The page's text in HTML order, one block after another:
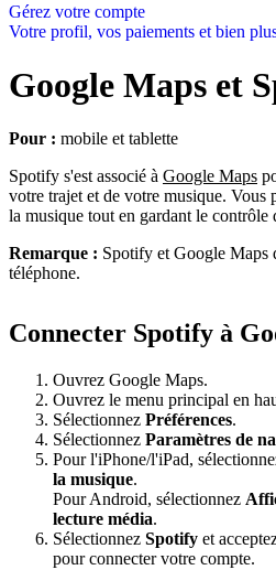
Gérez votre compte
Votre profil, vos paiements et bien
Google Maps et
Pour : mobile et tablette
Spotify s'est associé à Google Maps
votre trajet et de votre musique. Vous
la musique tout en gardant le contrôle
Remarque : Spotify et Google Maps
téléphone.
Connecter Spotify à
Ouvrez Google Maps.
Ouvrez le menu principal en
Sélectionnez Préférences.
Sélectionnez Paramètres de
Pour l'iPhone/l'iPad,
la musique.
Pour Android, sélectionnez
lecture média.
Sélectionnez Spotify et
pour connecter votre compte.